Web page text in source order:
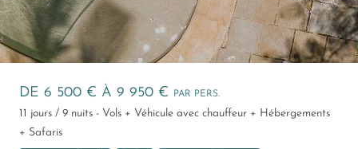
DE 6 500 € À 9 950 € PAR PERS.
11 jours / 9 nuits - Vols + Véhicule avec chauffeur + Hébergements
+ Safaris